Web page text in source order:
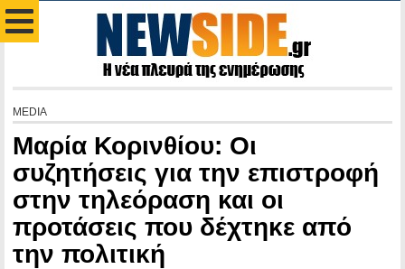
MEDIA
Μαρία Κορινθίου: Οι
συζητήσεις για την επιστροφή
στην τηλεόραση και οι
προτάσεις που δέχτηκε από
την πολιτική